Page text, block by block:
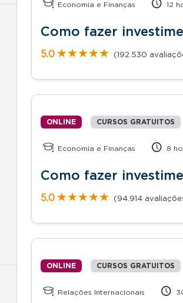
Economia e Finanças 12
Como fazer
5.0 ★★★★★
★★★★★ (192.530
ONLINE CURSOS GRATUITOS
Economia e Finanças 8
Como fazer
5.0 ★★★★★
★★★★★ (94.914
ONLINE CURSOS GRATUITOS
Relações Internacionais